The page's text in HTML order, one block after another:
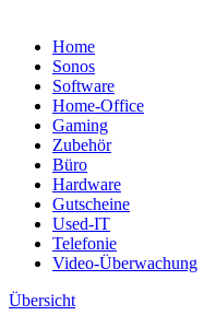
Home
Sonos
Software
Home-Office
Gaming
Zubehör
Büro
Hardware
Gutscheine
Used-IT
Telefonie
Video-Überwachung
Übersicht